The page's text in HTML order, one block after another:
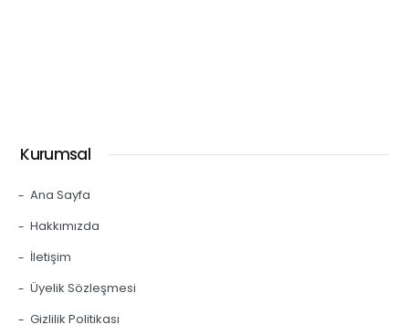
Kurumsal
Ana Sayfa
Hakkımızda
İletişim
Üyelik Sözleşmesi
Gizlilik Politikası